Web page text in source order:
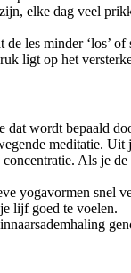
elke dag veel
les minder ‘los’
ligt op het
wordt bepaald
meditatie.
Als je
yogavormen
lijf goed te voelen.